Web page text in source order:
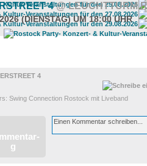
4@ LEUCHTTURM
(DIENSTAG) UM 18:00 UHR
4
Swing Connection Rostock mit Liveband